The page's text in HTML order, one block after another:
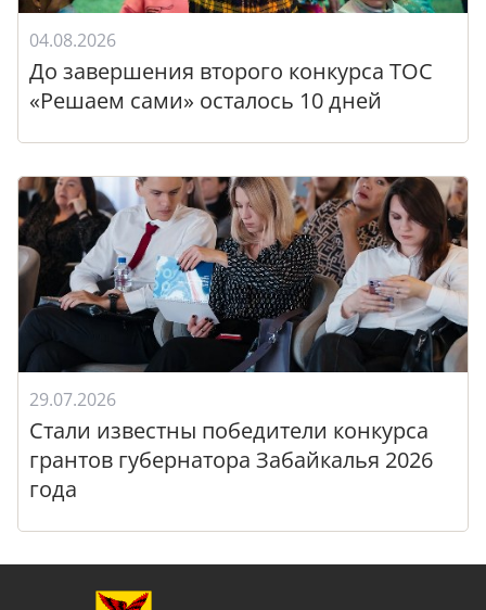
04.08.2026
До завершения второго конкурса ТОС
«Решаем сами» осталось 10 дней
29.07.2026
Стали известны победители конкурса
грантов губернатора Забайкалья 2026
года